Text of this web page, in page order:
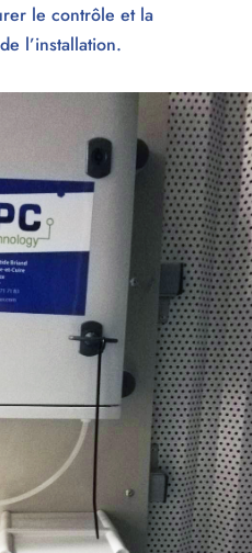
le contrôle et la
l’installation.